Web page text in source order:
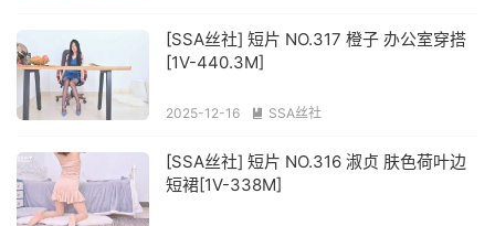
[SSA丝社] 短片 NO.317 橙子 办公室穿搭
[1V-440.3M]
2025-12-16  SSA丝社
[SSA丝社] 短片 NO.316 淑贞 肤色荷叶边
短裙[1V-338M]